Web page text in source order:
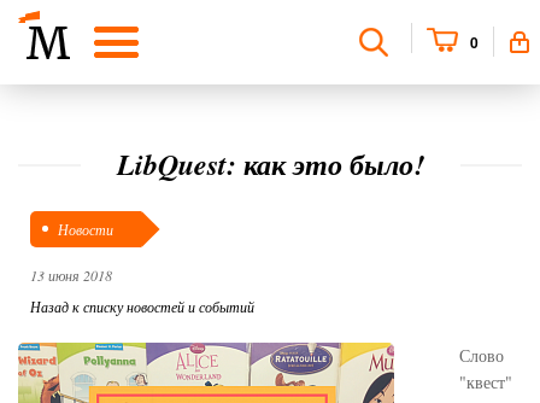
0
LibQuest: как это было!
Новости
13 июня 2018
Назад к списку новостей и событий
Слово
"квест"